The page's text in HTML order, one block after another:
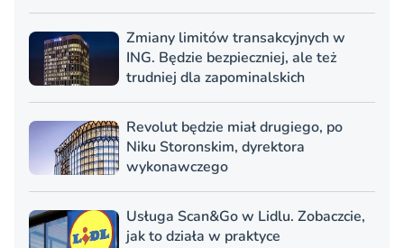
Zmiany limitów transakcyjnych w
ING. Będzie bezpieczniej, ale też
trudniej dla zapominalskich
Revolut będzie miał drugiego, po
Niku Storonskim, dyrektora
wykonawczego
Usługa Scan&Go w Lidlu. Zobaczcie,
jak to działa w praktyce